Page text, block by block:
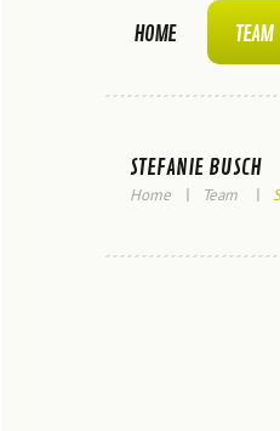
HOME TEAM
STEFANIE BUSCH
Home Team